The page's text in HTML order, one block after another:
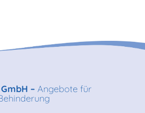
–Angebote für